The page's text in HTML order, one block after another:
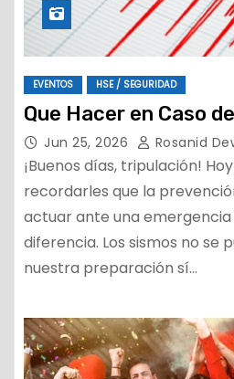
EVENTOS HSE / SEGURIDAD
Que Hacer en Caso
Jun 25, 2026 Rosanid
¡Buenos días, tripulación!
recordarles que la
actuar ante una
diferencia. Los sismos no se
nuestra preparación sí…